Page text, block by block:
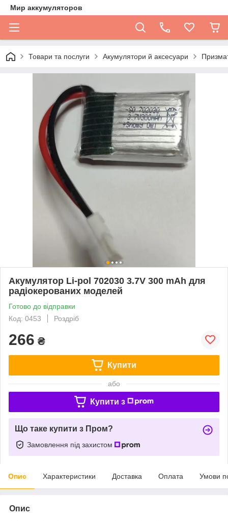
Мир аккумуляторов
Товари та послуги Акумулятори й аксесуари
Акумулятор Li-pol 702030 3.7V 300 mAh для
радіокерованих моделей
Готово до відправки
Код: 0453
Роздріб
266 ₴
Купити
або
Купити з
Що таке купити з Пром?
Замовлення під захистом
Опис Характеристики Доставка Оплата Умови
Опис